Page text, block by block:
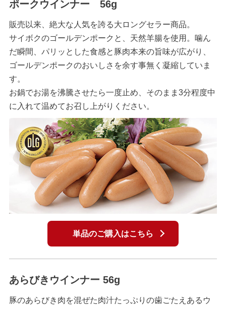
ポークウインナー 56g
販売以来、絶大な人気を誇る大ロングセラー商品。
サイボクのゴールデンポークと、天然羊腸を使用。噛ん
だ瞬間、パリッとした食感と豚肉本来の旨味が広がり、
ゴールデンポークのおいしさを余す事無く凝縮していま
す。
お鍋でお湯を沸騰させたら一度止め、そのまま3分程度中
に入れて温めてお召し上がりください。
単品のご購入はこちら
あらびきウインナー 56g
豚のあらびき肉を混ぜた肉汁たっぷりの歯ごたえあるウ